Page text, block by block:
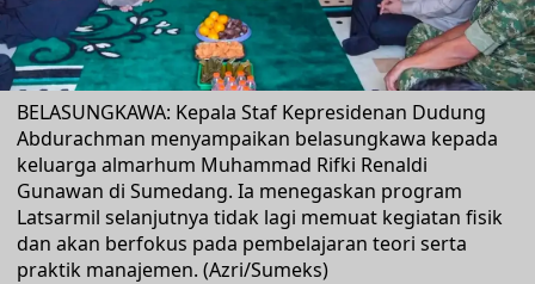
BELASUNGKAWA: Kepala Staf Kepresidenan Dudung
Abdurachman menyampaikan belasungkawa kepada
keluarga almarhum Muhammad Rifki Renaldi
Gunawan di Sumedang. Ia menegaskan program
Latsarmil selanjutnya tidak lagi memuat kegiatan fisik
dan akan berfokus pada pembelajaran teori serta
praktik manajemen. (Azri/Sumeks)